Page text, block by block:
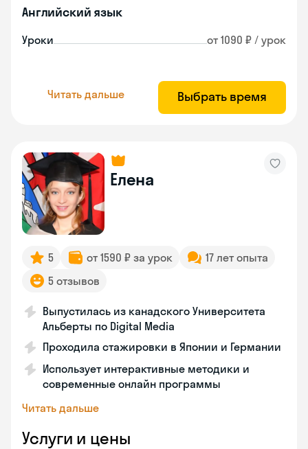
Английский язык
Уроки от 1090 ₽ / урок
Читать дальше Выбрать время
Елена
5 от 1590 ₽ за урок
17 лет опыта
5 отзывов
Выпустилась из канадского Университета
Альберты по Digital Media
Проходила стажировки в Японии и Германии
Использует интерактивные методики и
современные онлайн программы
Читать дальше
Услуги и цены